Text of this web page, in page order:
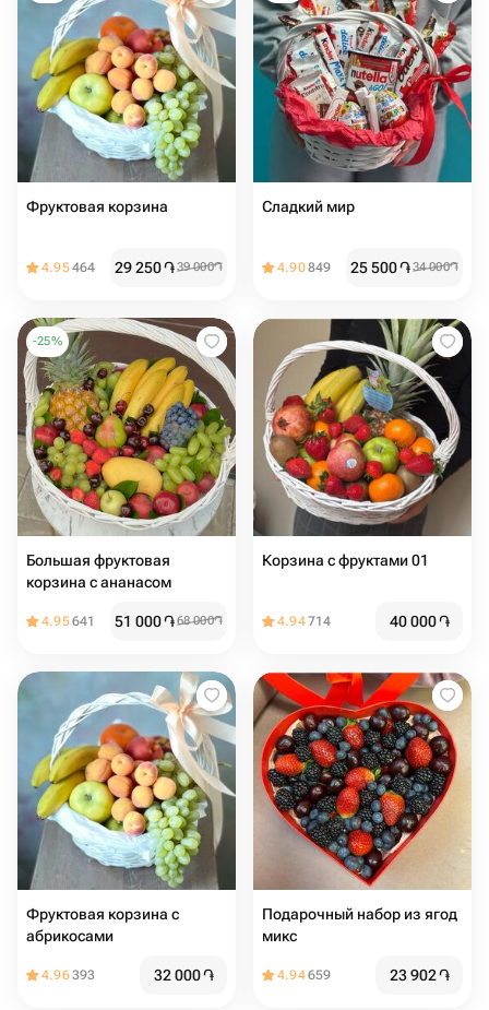
Фруктовая корзина
4.95464 29 250֏39 000֏
Сладкий мир️
4.90849 25 500֏34 000֏
-25%
Большая фруктовая
корзина с ананасом
4.95641 51 000֏68 000֏
Корзина с фруктами 01
4.94714 40 000֏
Фруктовая корзина с
абрикосами
4.96393 32 000֏
Подарочный набор из ягод
микс
4.94659 23 902֏